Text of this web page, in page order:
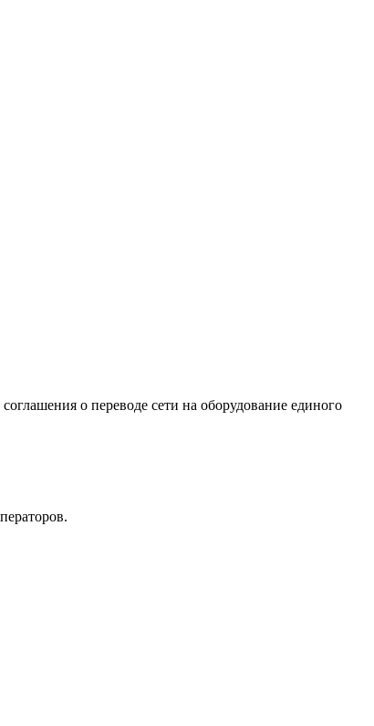
о переводе сети на оборудование единого